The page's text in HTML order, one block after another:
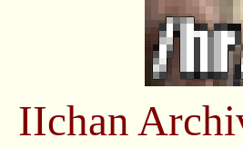
IIchan